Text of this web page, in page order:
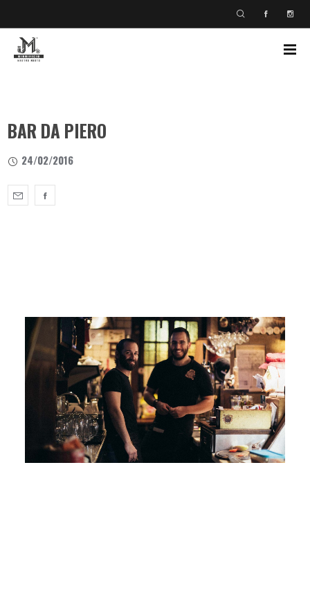
BAR DA PIERO
24/02/2016